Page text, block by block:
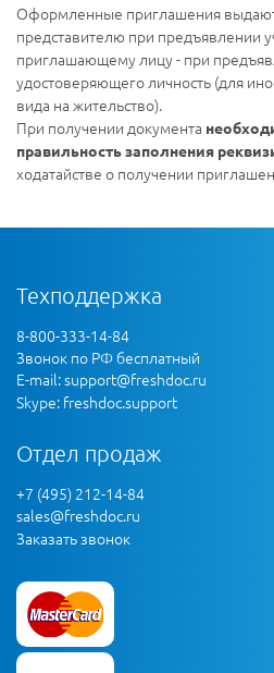
Оформленные приглашения
представителю при предъявлении
приглашающему лицу - при
удостоверяющего личность (для
вида на жительство).
При получении документа
правильность заполнения
ходатайстве о получении
Техподдержка
8-800-333-14-84
Звонок по РФ бесплатный
E-mail:support@freshdoc.ru
Skype: freshdoc.support
Отдел продаж
+7 (495) 212-14-84
sales@freshdoc.ru
Заказать звонок